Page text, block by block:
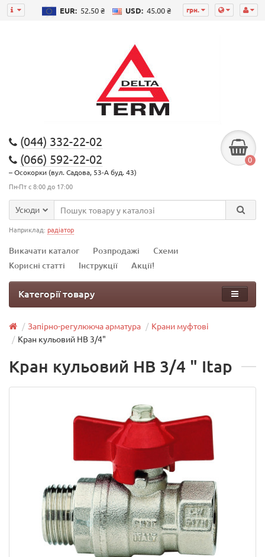
грн.
EUR: 52.50 ₴ USD: 45.00 ₴
(044) 332-22-02
(066) 592-22-02
– Осокорки (вул. Садова, 53-А буд. 43)
Пн-Пт с 8:00 до 17:00
0
Усюди
Наприклад: радіатор
Викачати каталог Розпродажі
Схеми
Корисні статті
Інструкції Акції!
Категорії товару
Запірно-регулююча арматура
Крани муфтові
Кран кульовий НВ 3/4"
Кран кульовий НВ 3/4 " Itap